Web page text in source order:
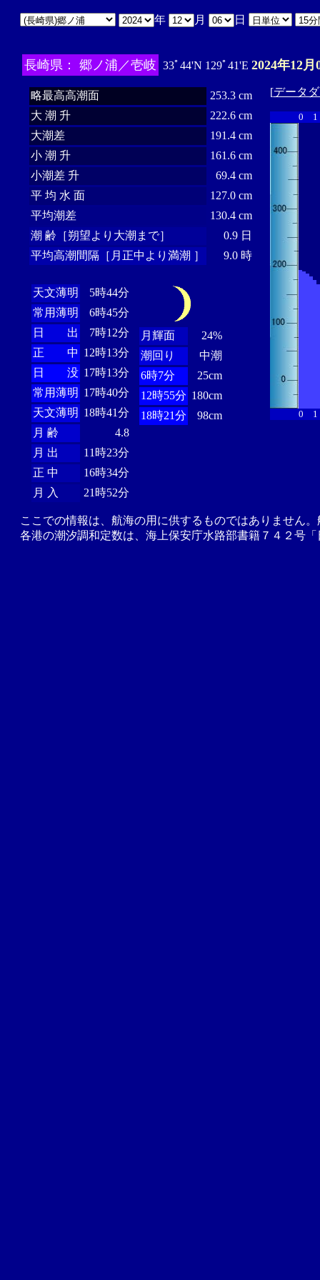
年 月 日
長崎県： 郷ノ浦／壱岐 33ﾟ44'N 129ﾟ41'E 2024年12月
略最高高潮面
253.3 cm
大 潮 升
222.6 cm
大潮差
191.4 cm
小 潮 升
161.6 cm
小潮差 升
69.4 cm
平 均 水 面
127.0 cm
平均潮差
130.4 cm
潮 齢［朔望より大潮まで］
0.9 日
平均高潮間隔［月正中より満潮 ］
9.0 時
天文薄明
5時44分
常用薄明
6時45分
日 出
7時12分
正 中 12時13分
日 没 17時13分
常用薄明 17時40分
天文薄明 18時41分
月 齢
4.8
月 出
11時23分
正 中
16時34分
月 入
21時52分
月輝面
24%
潮回り
中潮
6時7分
25cm
12時55分 180cm
18時21分
98cm
[データ
0 1
0 1
ここでの情報は、航海の用に供するものではありません
各港の潮汐調和定数は、海上保安庁水路部書籍７４２号